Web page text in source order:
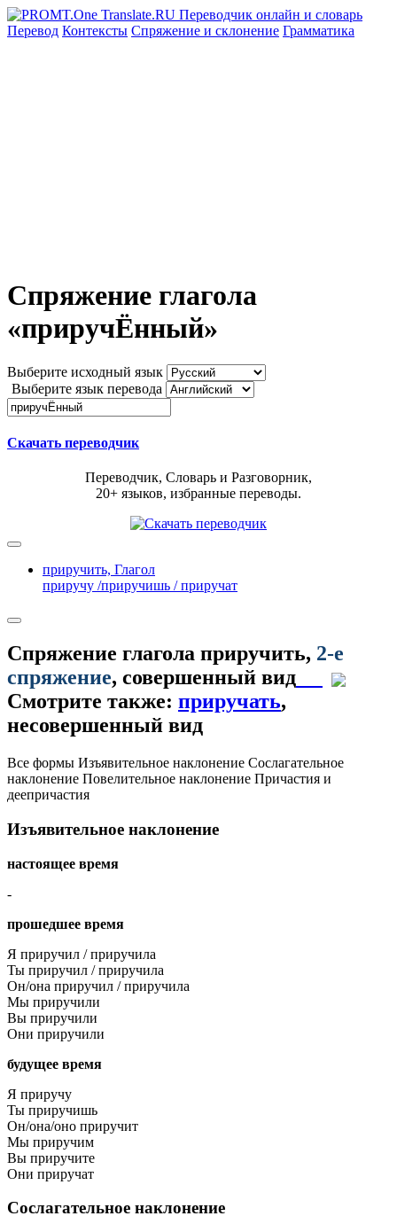
Перевод Контексты Спряжение и склонение Грамматика
Спряжение глагола
«приручЁнный»
Выберите исходный язык
Выберите язык перевода
Скачать переводчик
Переводчик, Словарь и Разговорник,
20+ языков, избранные переводы.
приручить, Глагол
приручу /приручишь / приручат
Спряжение глагола приручить, 2-е
спряжение, совершенный вид
Смотрите также: приручать,
несовершенный вид
Все формы Изъявительное наклонение Сослагательное
наклонение Повелительное наклонение Причастия и
деепричастия
Изъявительное наклонение
настоящее время
-
прошедшее время
Я приручил / приручила
Ты приручил / приручила
Он/она приручил / приручила
Мы приручили
Вы приручили
Они приручили
будущее время
Я приручу
Ты приручишь
Он/она/оно приручит
Мы приручим
Вы приручите
Они приручат
Сослагательное наклонение